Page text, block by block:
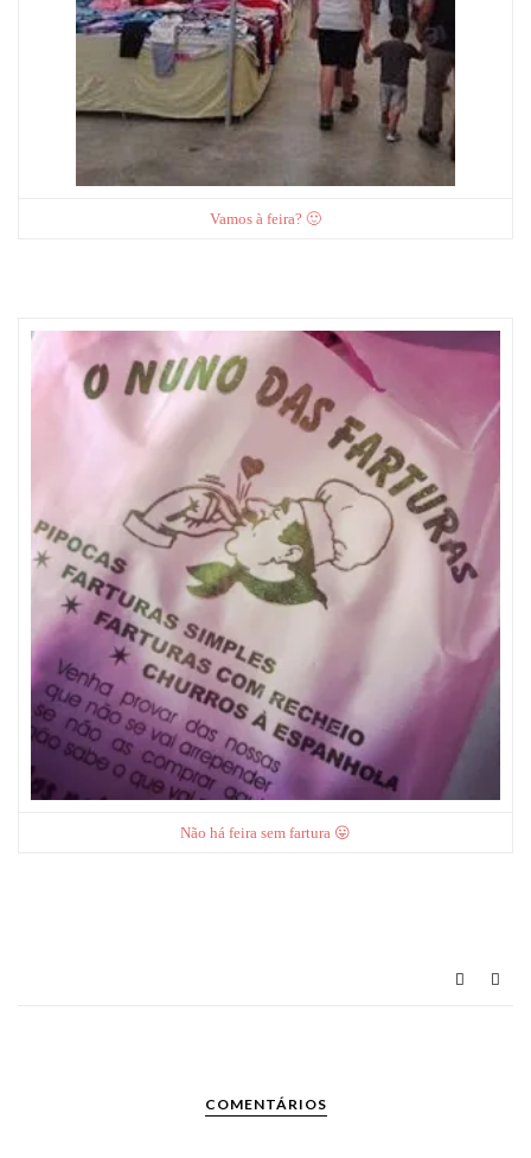
Vamos à feira? 🙂
Não há feira sem fartura 😛
COMENTÁRIOS